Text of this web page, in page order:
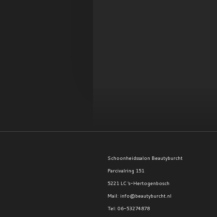
Schoonheidssalon Beautyburcht
Parcivalring 151
5221 LC 's-Hertogenbosch
Mail: info@beautyburcht.nl
Tel: 06-53274878